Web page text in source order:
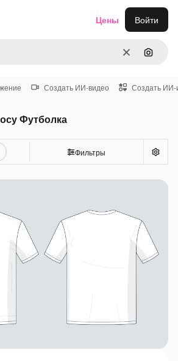
ОчиститьПоиск
Цены Войти
Создать ИИ-видео Создать ИИ-
Футболка
Фильтры